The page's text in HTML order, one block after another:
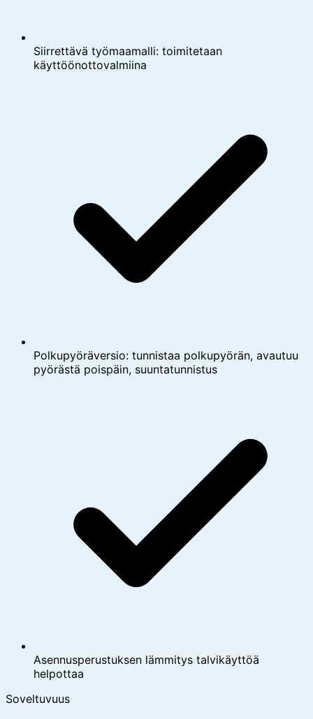
Siirrettävä työmaamalli: toimitetaan
käyttöönottovalmiina
Polkupyöräversio: tunnistaa polkupyörän, avautuu
pyörästä poispäin, suuntatunnistus
Asennusperustuksen lämmitys talvikäyttöä
helpottaa
Soveltuvuus